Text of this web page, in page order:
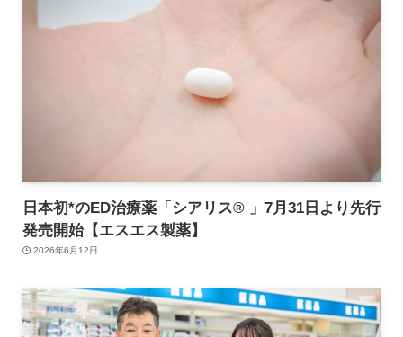
日本初*のED治療薬「シアリス® 」7月31日より先行
発売開始【エスエス製薬】
2026年6月12日